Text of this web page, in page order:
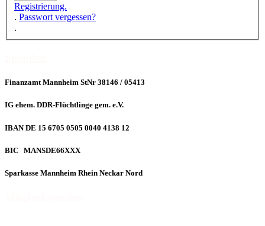
Registrierung.
. Passwort vergessen?
.
Finanzamt Mannheim StNr 38146 / 05413
IG ehem. DDR-Flüchtlinge gem. e.V.
IBAN DE 15 6705 0505 0040 4138 12
BIC MANSDE66XXX
Sparkasse Mannheim Rhein Neckar Nord